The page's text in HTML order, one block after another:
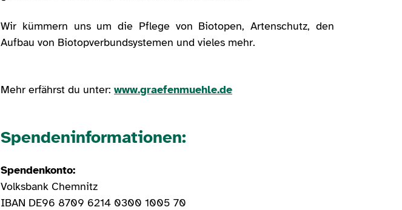
Wir kümmern uns um die Pflege von Biotopen, Artenschutz, den
Aufbau von Biotopverbundsystemen und vieles mehr.
Mehr erfährst du unter: www.graefenmuehle.de
Spendeninformationen:
Spendenkonto:
Volksbank Chemnitz
IBAN DE96 8709 6214 0300 1005 70